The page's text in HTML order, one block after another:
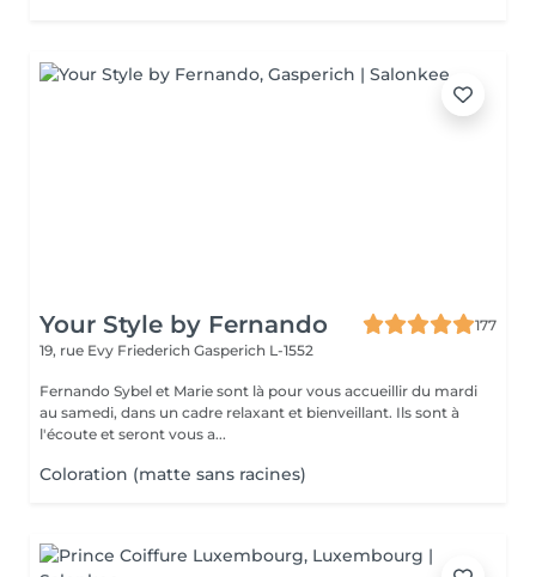
Your Style by Fernando
177
19, rue Evy Friederich Gasperich L-1552
Fernando Sybel et Marie sont là pour vous accueillir du mardi
au samedi, dans un cadre relaxant et bienveillant. Ils sont à
l'écoute et seront vous a...
Coloration (matte sans racines)